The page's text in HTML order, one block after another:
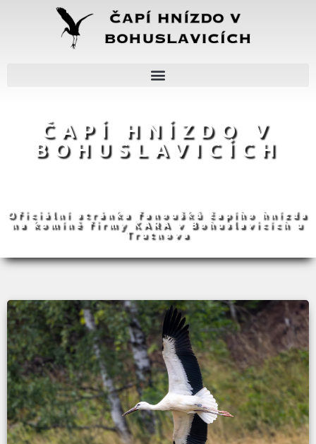
ČAPÍ HNÍZDO V
BOHUSLAVICÍCH
Oficiální stránka fanoušků čapího hnízda
na komíně firmy KARA v Bohuslavicích u
Trutnova